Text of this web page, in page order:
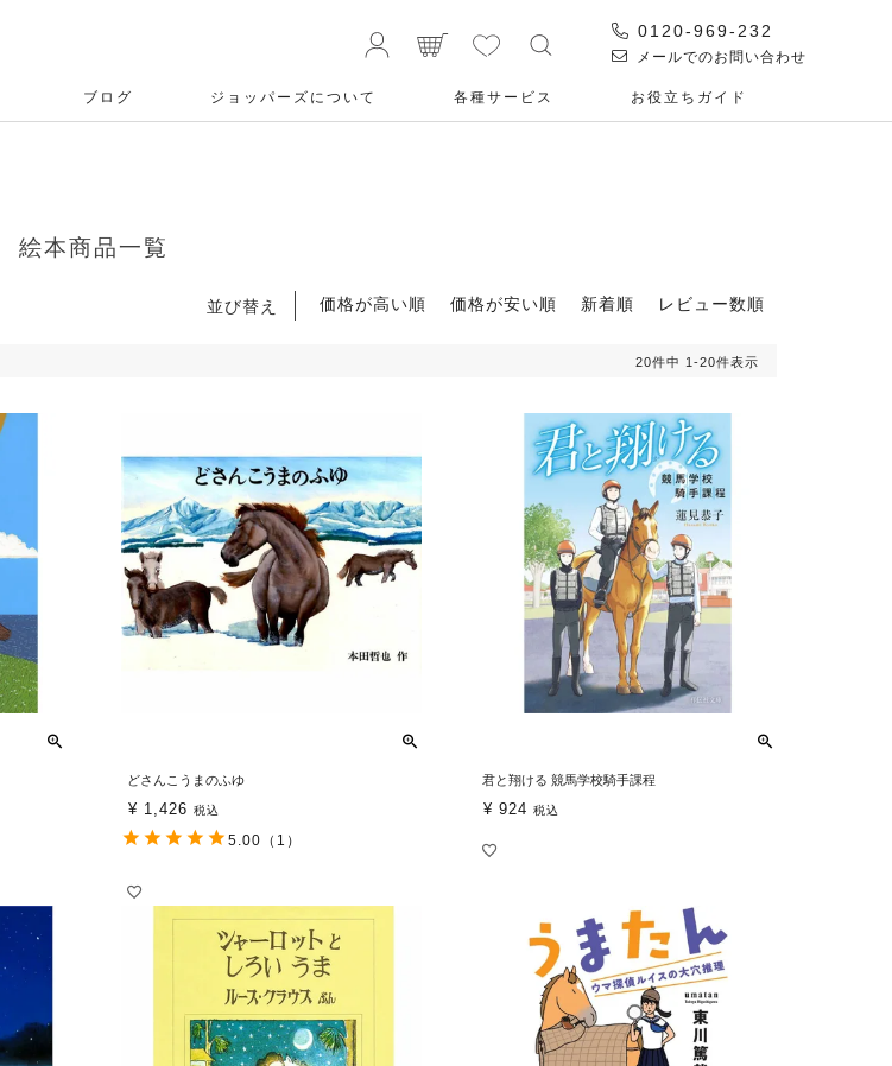
0120-969-232
メールでのお問い合わせ
ブログ ジョッパーズについて 各種サービス お役⽴ちガイド
絵本商品一覧
並び替え 価格が高い順 価格が安い順 新着順 レビュー数順
20件中 1 -20件表示
どさんこうまのふゆ
¥ 1,426 税込
5.00 （1）
君と翔ける 競馬学校騎手課程
¥ 924 税込